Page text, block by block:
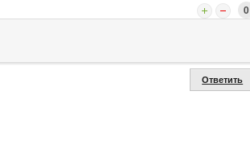
0
Ответить